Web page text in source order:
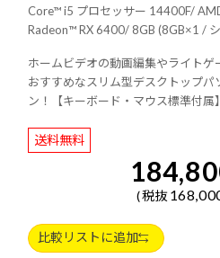
Core™ i5 プロセッサー 14400F/ AMD
Radeon™ RX 6400/ 8GB (8GB×1 / シングル
2.4Gbps )対応 IEEE 802.11 ax/ac/a/
拠 ＋ Bluetooth 5内蔵/ 3年間センドバック
修理保証・24時間×365日電話サポ
ホームビデオの動画編集やライトゲ
おすすめなスリム型デスクトップパ
ン！【キーボード・マウス標準付属
送料無料
税抜
比較リストに追加